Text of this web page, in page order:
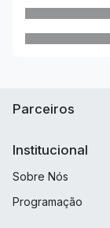
Parceiros
Institucional
Sobre Nós
Programação